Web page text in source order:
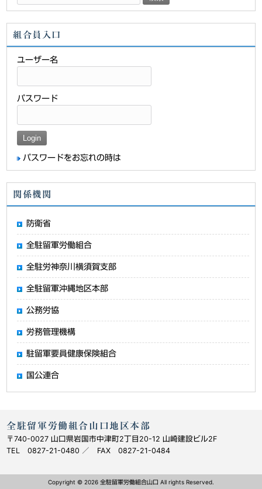
索:
組合員入口
ユーザー名
パスワード
パスワードをお忘れの時は
関係機関
防衛省
全駐留軍労働組合
全駐労神奈川横須賀支部
全駐留軍沖縄地区本部
公務労協
労務管理機構
駐留軍要員健康保険組合
国公連合
全駐留軍労働組合山口地区本部
〒740-0027 山口県岩国市中津町2丁目20-12 山崎建設ビル2F
TEL 0827-21-0480 ／ FAX 0827-21-0484
Copyright © 2026 全駐留軍労働組合山口 All rights Reserved.